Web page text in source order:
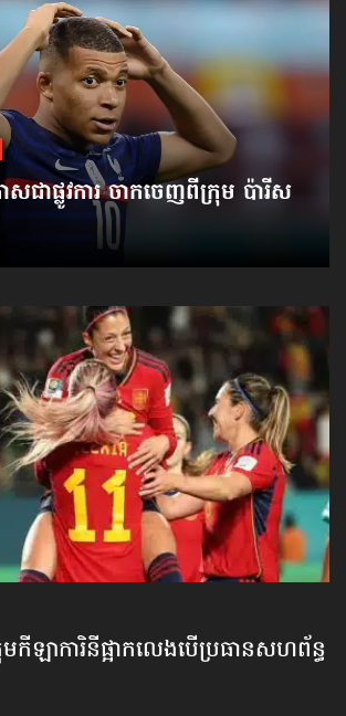
សជាផ្លូវការ ចាកចេញពីក្រុម ប៉ារីស
កីឡាការិនី​ផ្អាកលេង​​បើប្រធានសហព័ន្ធ​